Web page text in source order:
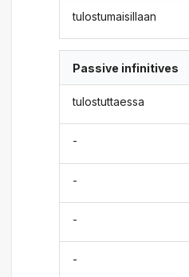
tulostumaisillaan
Passive infinitives
tulostuttaessa
-
-
-
-